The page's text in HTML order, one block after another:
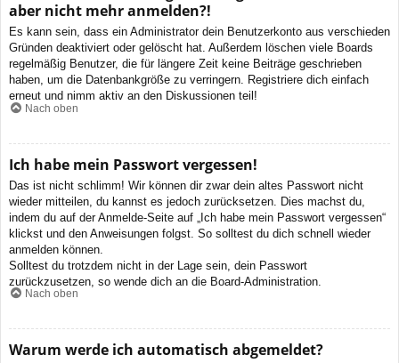
aber nicht mehr anmelden?!
Es kann sein, dass ein Administrator dein Benutzerkonto aus verschieden
Gründen deaktiviert oder gelöscht hat. Außerdem löschen viele Boards
regelmäßig Benutzer, die für längere Zeit keine Beiträge geschrieben
haben, um die Datenbankgröße zu verringern. Registriere dich einfach
erneut und nimm aktiv an den Diskussionen teil!
Nach oben
Ich habe mein Passwort vergessen!
Das ist nicht schlimm! Wir können dir zwar dein altes Passwort nicht
wieder mitteilen, du kannst es jedoch zurücksetzen. Dies machst du,
indem du auf der Anmelde-Seite auf „Ich habe mein Passwort vergessen“
klickst und den Anweisungen folgst. So solltest du dich schnell wieder
anmelden können.
Solltest du trotzdem nicht in der Lage sein, dein Passwort
zurückzusetzen, so wende dich an die Board-Administration.
Nach oben
Warum werde ich automatisch abgemeldet?